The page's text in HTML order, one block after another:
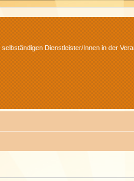
Dienstleister/Innen in der